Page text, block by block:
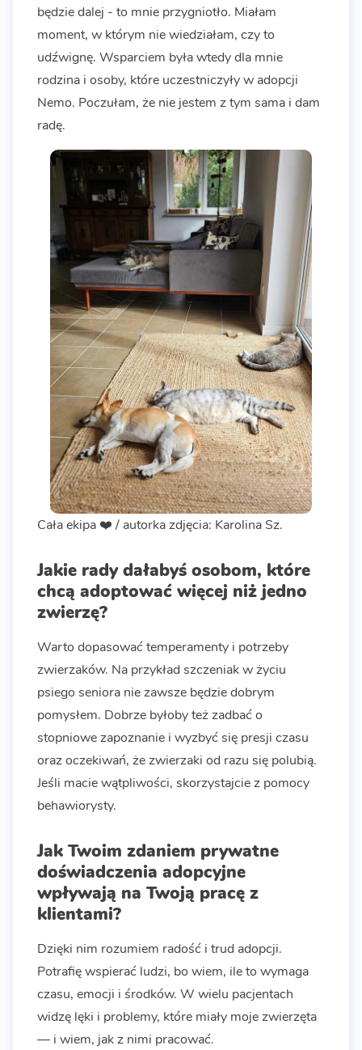
będzie dalej - to mnie przygniotło. Miałam
moment, w którym nie wiedziałam, czy to
udźwignę. Wsparciem była wtedy dla mnie
rodzina i osoby, które uczestniczyły w adopcji
Nemo. Poczułam, że nie jestem z tym sama i dam
radę.
Cała ekipa ❤️ / autorka zdjęcia: Karolina Sz.
Jakie rady dałabyś osobom, które
chcą adoptować więcej niż jedno
zwierzę?
Warto dopasować temperamenty i potrzeby
zwierzaków. Na przykład szczeniak w życiu
psiego seniora nie zawsze będzie dobrym
pomysłem. Dobrze byłoby też zadbać o
stopniowe zapoznanie i wyzbyć się presji czasu
oraz oczekiwań, że zwierzaki od razu się polubią.
Jeśli macie wątpliwości, skorzystajcie z pomocy
behawiorysty.
Jak Twoim zdaniem prywatne
doświadczenia adopcyjne
wpływają na Twoją pracę z
klientami?
Dzięki nim rozumiem radość i trud adopcji.
Potrafię wspierać ludzi, bo wiem, ile to wymaga
czasu, emocji i środków. W wielu pacjentach
widzę lęki i problemy, które miały moje zwierzęta
— i wiem, jak z nimi pracować.